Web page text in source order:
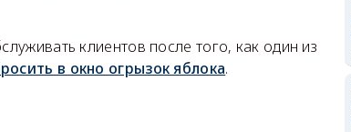
клиентов после того, как один из
в окно огрызок яблока.